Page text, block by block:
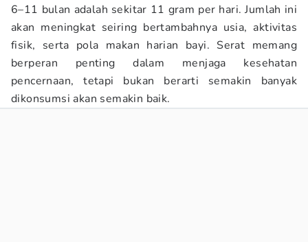
6–11 bulan adalah sekitar 11 gram per hari. Jumlah ini
akan meningkat seiring bertambahnya usia, aktivitas
fisik, serta pola makan harian bayi. Serat memang
berperan penting dalam menjaga kesehatan
pencernaan, tetapi bukan berarti semakin banyak
dikonsumsi akan semakin baik.